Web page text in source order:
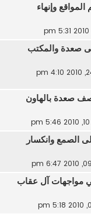
وإنهاء
صعدة والمكتب
صعدة بالهاون
الصمع وانكسار
مواجهات آل عقاب